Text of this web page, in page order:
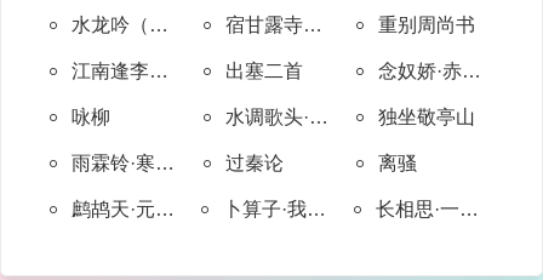
水龙吟（春晚） 宿甘露寺僧舍 重别周尚书
江南逢李龟年 出塞二首 念奴娇·赤壁怀古
咏柳 水调歌头·隐括杜牧之齐山诗 独坐敬亭山
雨霖铃·寒蝉凄切 过秦论 离骚
鹧鸪天·元夕有所梦 卜算子·我住长江头 长相思·一重山